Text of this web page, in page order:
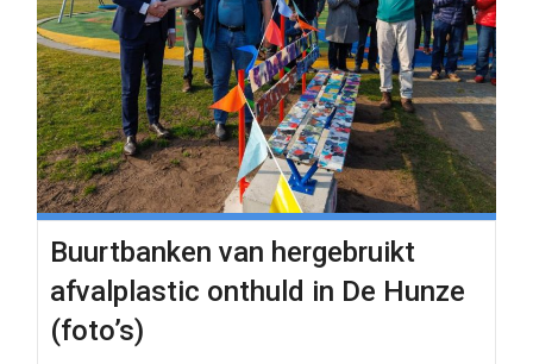
Buurtbanken van hergebruikt
afvalplastic onthuld in De Hunze
(foto’s)